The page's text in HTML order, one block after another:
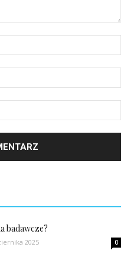
badawcze?
2025 0